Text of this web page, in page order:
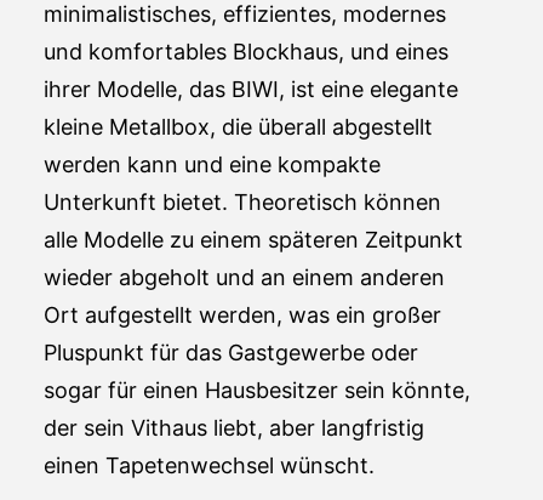
minimalistisches, effizientes, modernes
und komfortables Blockhaus, und eines
ihrer Modelle, das BIWI, ist eine elegante
kleine Metallbox, die überall abgestellt
werden kann und eine kompakte
Unterkunft bietet. Theoretisch können
alle Modelle zu einem späteren Zeitpunkt
wieder abgeholt und an einem anderen
Ort aufgestellt werden, was ein großer
Pluspunkt für das Gastgewerbe oder
sogar für einen Hausbesitzer sein könnte,
der sein Vithaus liebt, aber langfristig
einen Tapetenwechsel wünscht.